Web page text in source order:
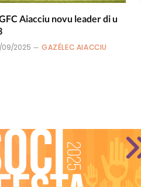
Aiacciu novu leader di u
09/2025 GAZÉLEC AIACCIU